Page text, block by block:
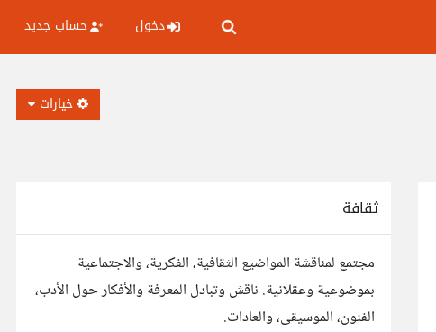
دخول حساب جديد
خيارات
ثقافة
مجتمع لمناقشة المواضيع الثقافية، الفكرية، والاجتماعية
بموضوعية وعقلانية. ناقش وتبادل المعرفة والأفكار حول الأدب،
الفنون، الموسيقى، والعادات.